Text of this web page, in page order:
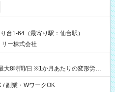
と同じです。
台1-64（最寄り駅：仙台駅）
ー株式会社
大8時間/日 ※1か月あたりの変形労働
夜勤：17:00-翌09:00（休憩2時間）
/ 副業・WワークOK